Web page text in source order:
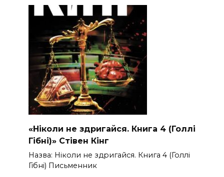
«Ніколи не здригайся. Книга 4 (Голлі
Гібні)» Стівен Кінг
Назва: Ніколи не здригайся. Книга 4 (Голлі
Гібні) Письменник